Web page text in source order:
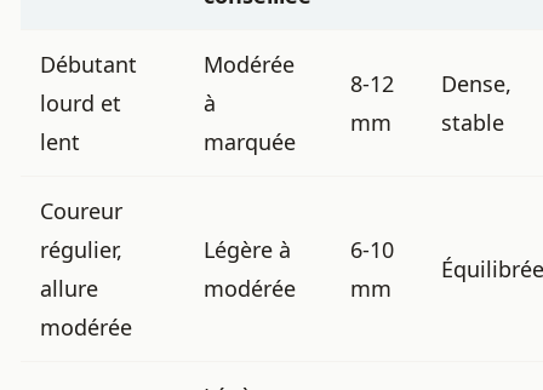
Débutant
lourd et
lent
Modérée
à
marquée
8-12
mm
Dense,
stable
Coureur
régulier,
allure
modérée
Légère à
modérée
6-10
mm
Équilibrée